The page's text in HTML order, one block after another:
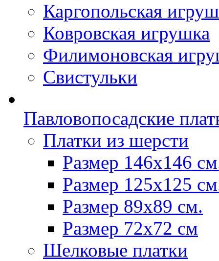
Каргопольская
Ковровская игрушка
Филимоновская
Свистульки
Павловопосадские
Платки из шерсти
Размер 146х146
Размер 125х125
Размер 89х89 см.
Размер 72x72 см
Шелковые платки